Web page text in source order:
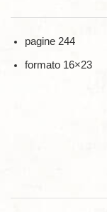
pagine 244
formato 16×23